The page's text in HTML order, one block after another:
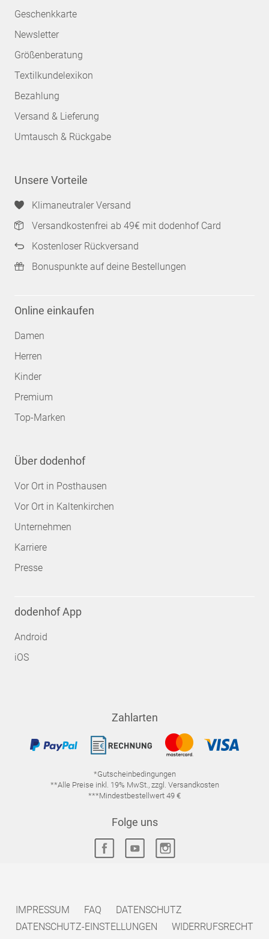
Geschenkkarte
Newsletter
Größenberatung
Textilkundelexikon
Bezahlung
Versand & Lieferung
Umtausch & Rückgabe
Unsere Vorteile
Klimaneutraler Versand
Versandkostenfrei ab 49€ mit dodenhof Card
Kostenloser Rückversand
Bonuspunkte auf deine Bestellungen
Online einkaufen
Damen
Herren
Kinder
Premium
Top-Marken
Über dodenhof
Vor Ort in Posthausen
Vor Ort in Kaltenkirchen
Unternehmen
Karriere
Presse
dodenhof App
Android
iOS
Zahlarten
*Gutscheinbedingungen
**Alle Preise inkl. 19% MwSt., zzgl. Versandkosten
***Mindestbestellwert 49 €
Folge uns
IMPRESSUM FAQ
DATENSCHUTZ
DATENSCHUTZ-EINSTELLUNGEN
WIDERRUFSRECHT